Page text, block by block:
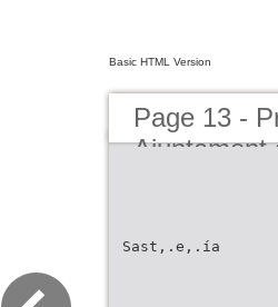
Basic HTML Version
Page 13 -
Ajuntament
Sast,.e,.ía